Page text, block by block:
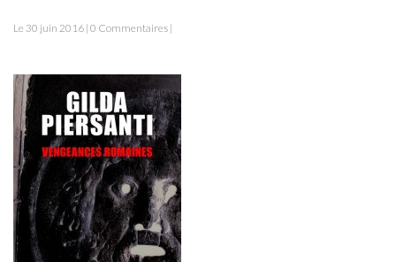
Le 30 juin 2016 | 0 Commentaires |